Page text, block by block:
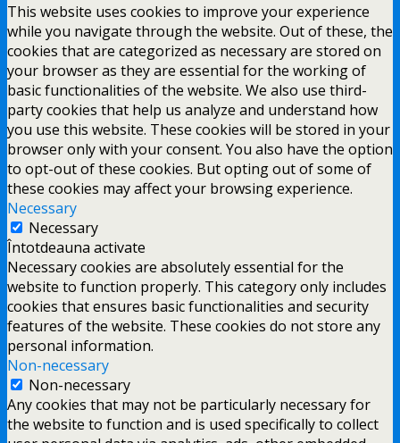
This website uses cookies to improve your experience
while you navigate through the website. Out of these, the
cookies that are categorized as necessary are stored on
your browser as they are essential for the working of
basic functionalities of the website. We also use third-
party cookies that help us analyze and understand how
you use this website. These cookies will be stored in your
browser only with your consent. You also have the option
to opt-out of these cookies. But opting out of some of
these cookies may affect your browsing experience.
Necessary
Necessary
Întotdeauna activate
Necessary cookies are absolutely essential for the
website to function properly. This category only includes
cookies that ensures basic functionalities and security
features of the website. These cookies do not store any
personal information.
Non-necessary
Non-necessary
Any cookies that may not be particularly necessary for
the website to function and is used specifically to collect